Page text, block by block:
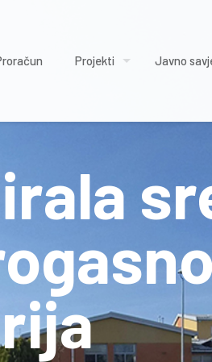
Projekti Javno